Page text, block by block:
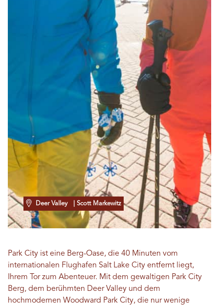
Deer Valley | Scott Markewitz
Park City ist eine Berg-Oase, die 40 Minuten vom
internationalen Flughafen Salt Lake City entfernt liegt,
Ihrem Tor zum Abenteuer. Mit dem gewaltigen Park City
Berg, dem berühmten Deer Valley und dem
hochmodernen Woodward Park City, die nur wenige